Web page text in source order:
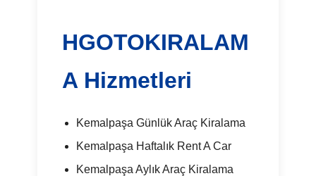
HGOTOKIRALAM
A Hizmetleri
Kemalpaşa Günlük Araç Kiralama
Kemalpaşa Haftalık Rent A Car
Kemalpaşa Aylık Araç Kiralama